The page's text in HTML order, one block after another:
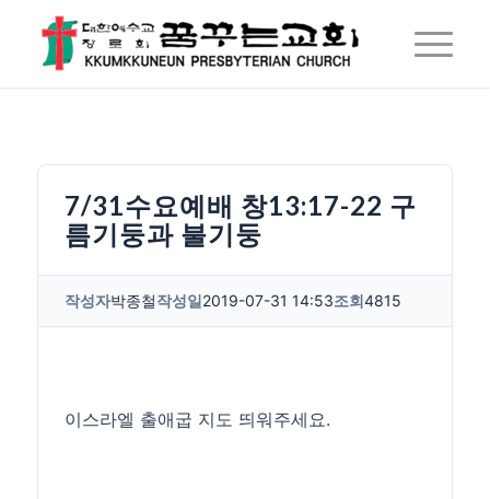
7/31수요예배 창13:17-22 구
름기둥과 불기둥
작성자박종철작성일2019-07-31 14:53조회4815
이스라엘 출애굽 지도 띄워주세요.